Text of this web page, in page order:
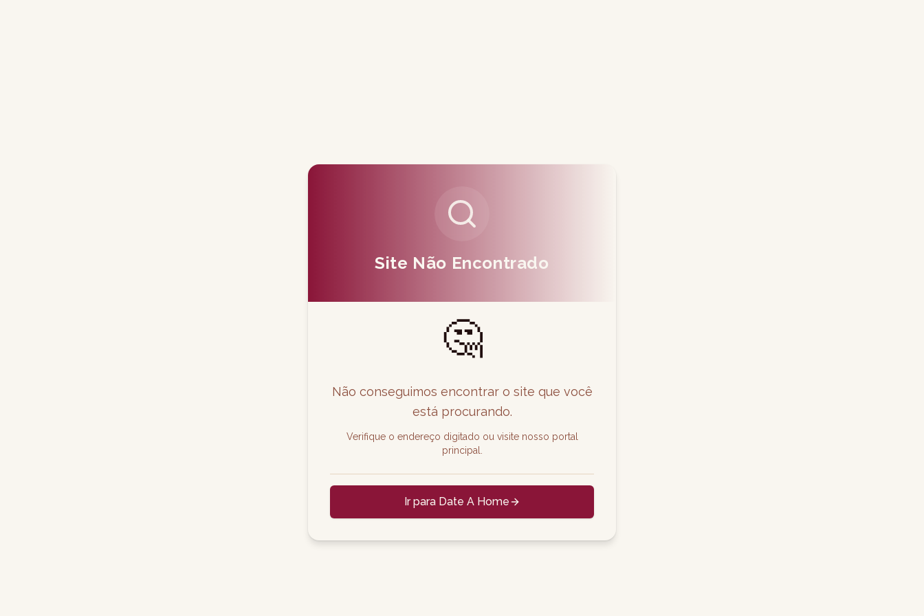
Site Não Encontrado
🤔
Não conseguimos encontrar o site que você
está procurando.
Verifique o endereço digitado ou visite nosso portal
principal.
Ir para Date A Home